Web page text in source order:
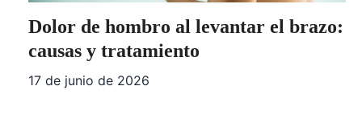
Dolor de hombro al levantar el brazo:
causas y tratamiento
17 de junio de 2026